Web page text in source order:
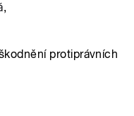
,
protiprávních